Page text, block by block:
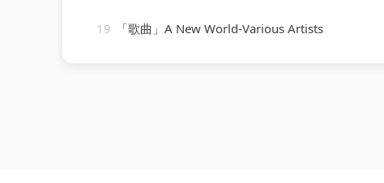
19 「歌曲」A New World-Various Artists